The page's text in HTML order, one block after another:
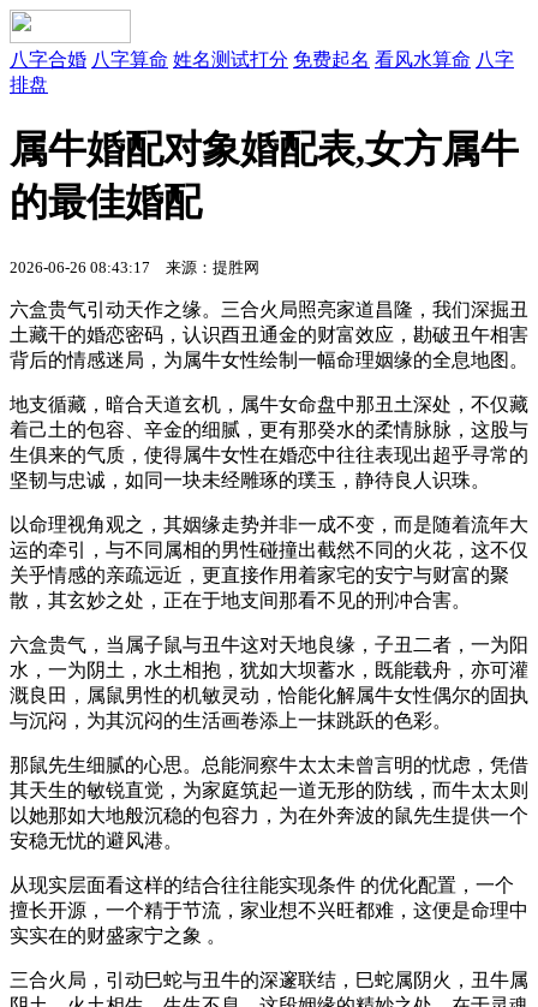
八字合婚 八字算命 姓名测试打分 免费起名 看风水算命 八字
排盘
属牛婚配对象婚配表,女方属牛
的最佳婚配
2026-06-26 08:43:17 来源：提胜网
六盒贵气引动天作之缘。三合火局照亮家道昌隆，我们深掘丑
土藏干的婚恋密码，认识酉丑通金的财富效应，勘破丑午相害
背后的情感迷局，为属牛女性绘制一幅命理姻缘的全息地图。
地支循藏，暗合天道玄机，属牛女命盘中那丑土深处，不仅藏
着己土的包容、辛金的细腻，更有那癸水的柔情脉脉，这股与
生俱来的气质，使得属牛女性在婚恋中往往表现出超乎寻常的
坚韧与忠诚，如同一块未经雕琢的璞玉，静待良人识珠。
以命理视角观之，其姻缘走势并非一成不变，而是随着流年大
运的牵引，与不同属相的男性碰撞出截然不同的火花，这不仅
关乎情感的亲疏远近，更直接作用着家宅的安宁与财富的聚
散，其玄妙之处，正在于地支间那看不见的刑冲合害。
六盒贵气，当属子鼠与丑牛这对天地良缘，子丑二者，一为阳
水，一为阴土，水土相抱，犹如大坝蓄水，既能载舟，亦可灌
溉良田，属鼠男性的机敏灵动，恰能化解属牛女性偶尔的固执
与沉闷，为其沉闷的生活画卷添上一抹跳跃的色彩。
那鼠先生细腻的心思。总能洞察牛太太未曾言明的忧虑，凭借
其天生的敏锐直觉，为家庭筑起一道无形的防线，而牛太太则
以她那如大地般沉稳的包容力，为在外奔波的鼠先生提供一个
安稳无忧的避风港。
从现实层面看这样的结合往往能实现条件 的优化配置，一个
擅长开源，一个精于节流，家业想不兴旺都难，这便是命理中
实实在的财盛家宁之象 。
三合火局，引动巳蛇与丑牛的深邃联结，巳蛇属阴火，丑牛属